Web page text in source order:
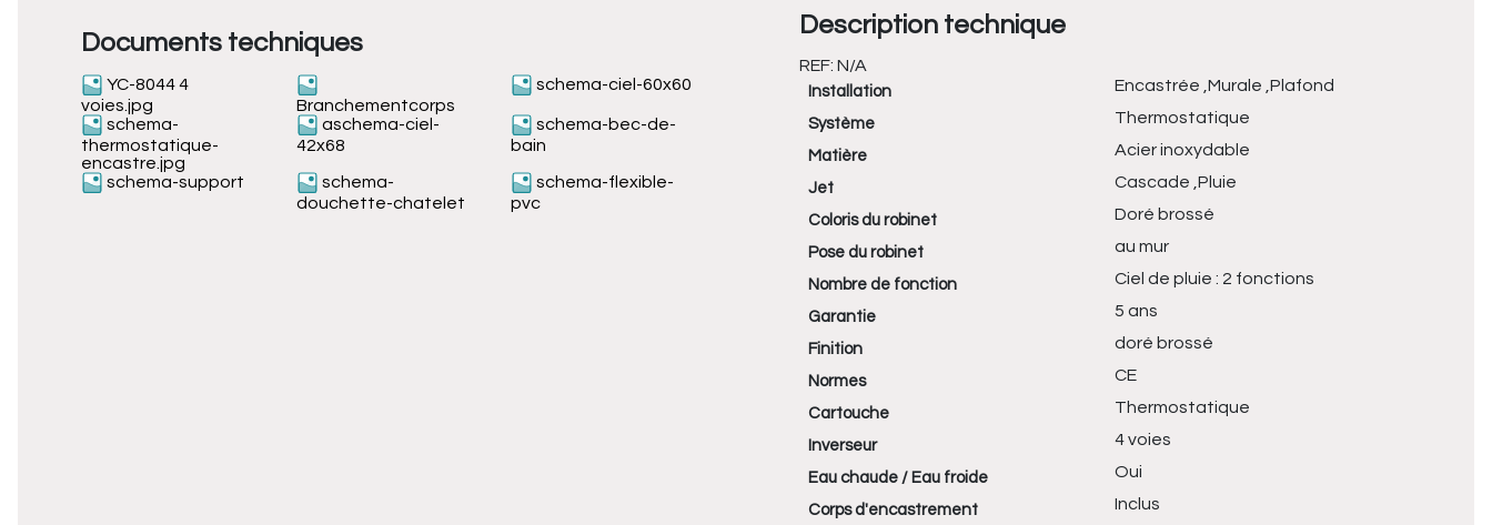
Documents techniques
YC-8044 4
voies.jpg
Branchementcorps
schema-ciel-60x60
schema-
thermostatique-
encastre.jpg
aschema-ciel-
42x68
schema-bec-de-
bain
schema-support
schema-
douchette-chatelet
schema-flexible-
pvc
Description technique
REF: N/A
Installation Encastrée ,Murale ,Plafond
Système Thermostatique
Matière Acier inoxydable
Jet Cascade ,Pluie
Coloris du robinet Doré brossé
Pose du robinet au mur
Nombre de fonction Ciel de pluie : 2 fonctions
Garantie 5 ans
Finition doré brossé
Normes CE
Cartouche Thermostatique
Inverseur 4 voies
Eau chaude / Eau froide Oui
Corps d'encastrement Inclus